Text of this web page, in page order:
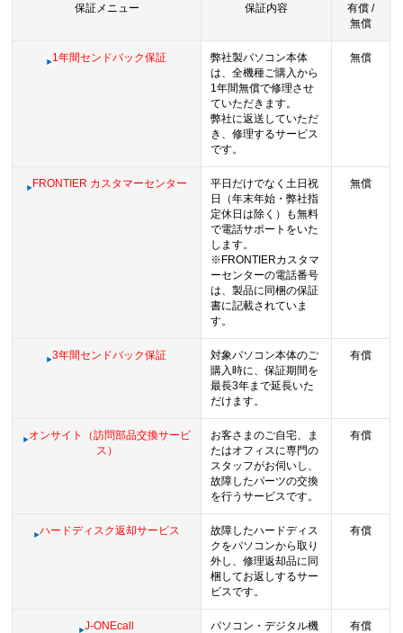
保証メニュー 保証内容
有償 /
無償
1年間センドバック保証
弊社製パソコン本体
は、全機種ご購入から
1年間無償で修理させ
ていただきます。
弊社に返送していただ
き、修理するサービス
です。
無償
FRONTIER カスタマーセンター
平日だけでなく土日祝
日（年末年始・弊社指
定休日は除く）も無料
で電話サポートをいた
します。
※FRONTIERカスタマ
ーセンターの電話番号
は、製品に同梱の保証
書に記載されていま
す。
無償
3年間センドバック保証
対象パソコン本体のご
購入時に、保証期間を
最長3年まで延長いた
だけます。
有償
オンサイト（訪問部品交換サービ
ス）
お客さまのご自宅、ま
たはオフィスに専門の
スタッフがお伺いし、
故障したパーツの交換
を行うサービスです。
有償
ハードディスク返却サービス
故障したハードディス
クをパソコンから取り
外し、修理返却品に同
梱してお返しするサー
ビスです。
有償
J-ONEcall
パソコン・デジタル機
有償